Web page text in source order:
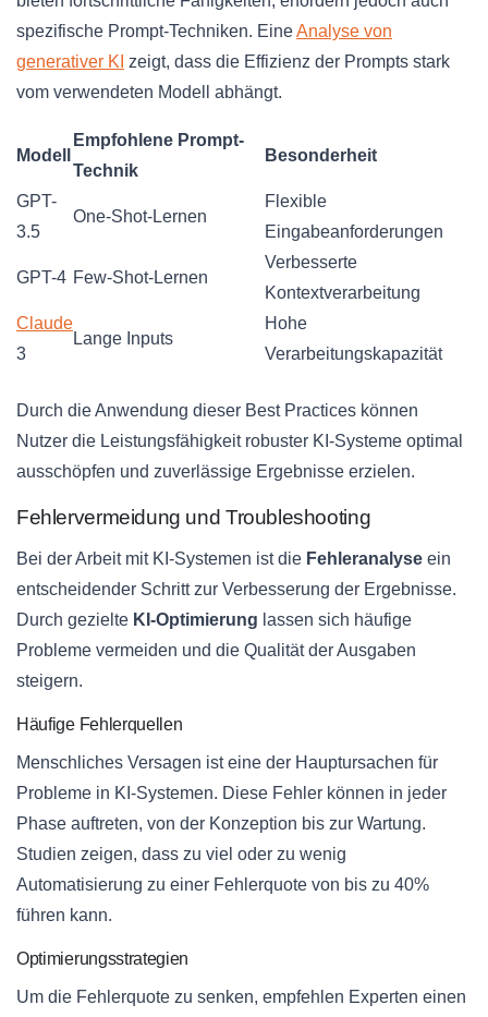
spezifische Prompt-Techniken. EineAnalyse von
generativer KI zeigt, dass die Effizienz der Prompts stark
vom verwendeten Modell abhängt.
Modell
Empfohlene Prompt-
Technik
Besonderheit
GPT-
3.5
One-Shot-Lernen
Flexible
Eingabeanforderungen
GPT-4 Few-Shot-Lernen
Verbesserte
Kontextverarbeitung
Claude
3
Lange Inputs
Hohe
Verarbeitungskapazität
Durch die Anwendung dieser Best Practices können
Nutzer die Leistungsfähigkeit robuster KI-Systeme optimal
ausschöpfen und zuverlässige Ergebnisse erzielen.
Fehlervermeidung und Troubleshooting
Bei der Arbeit mit KI-Systemen ist die Fehleranalyse ein
entscheidender Schritt zur Verbesserung der Ergebnisse.
Durch gezielte KI-Optimierung lassen sich häufige
Probleme vermeiden und die Qualität der Ausgaben
steigern.
Häufige Fehlerquellen
Menschliches Versagen ist eine der Hauptursachen für
Probleme in KI-Systemen. Diese Fehler können in jeder
Phase auftreten, von der Konzeption bis zur Wartung.
Studien zeigen, dass zu viel oder zu wenig
Automatisierung zu einer Fehlerquote von bis zu 40%
führen kann.
Optimierungsstrategien
Um die Fehlerquote zu senken, empfehlen Experten einen